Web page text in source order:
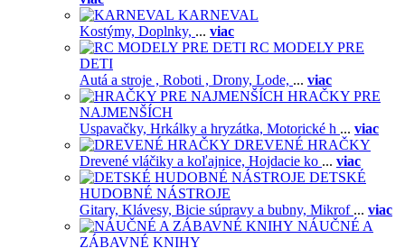
KARNEVAL
Kostýmy, Doplnky, ... viac
RC MODELY PRE
DETI
Autá a stroje , Roboti , Drony, Lode, ... viac
HRAČKY PRE
NAJMENŠÍCH
Uspavačky, Hrkálky a hryzátka, Motorické h ... viac
DREVENÉ HRAČKY
Drevené vláčiky a koľajnice, Hojdacie ko ... viac
DETSKÉ
HUDOBNÉ NÁSTROJE
Gitary, Klávesy, Bicie súpravy a bubny, Mikrof ... viac
NÁUČNÉ A
ZÁBAVNÉ KNIHY